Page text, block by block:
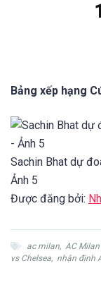
Bảng xếp hạng
Sachin Bhat dự
Ảnh 5
Được đăng bởi:
ac milan, AC
vs Chelsea, nhận định